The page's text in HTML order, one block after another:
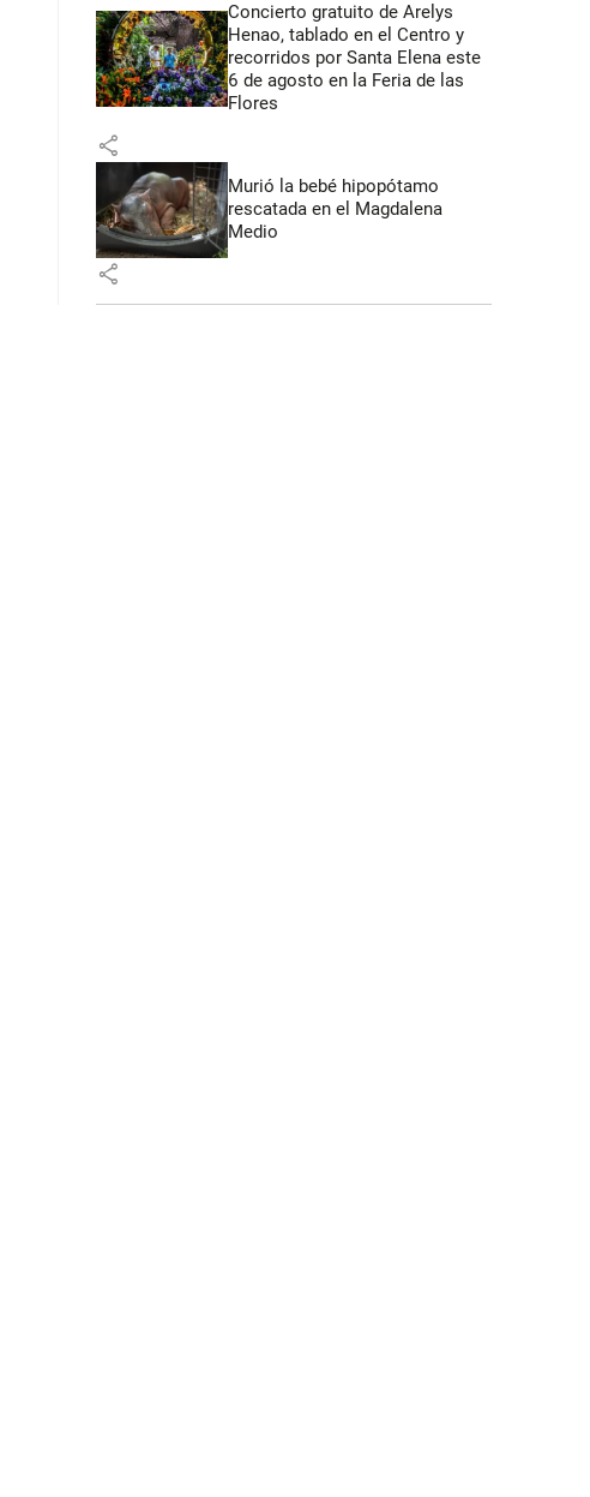
Concierto gratuito de Arelys
Henao, tablado en el Centro y
recorridos por Santa Elena este
6 de agosto en la Feria de las
Flores
share
Murió la bebé hipopótamo
rescatada en el Magdalena
Medio
share